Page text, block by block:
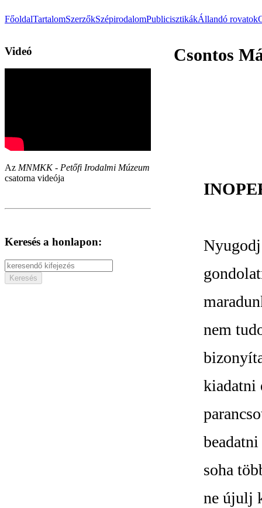
FőoldalTartalomSzerzőkSzépirodalomPublicisztikákÁllandó rovatok
Videó
Az MNMKK - Petőfi Irodalmi Múzeum
csatorna videója
Keresés a honlapon:
Csontos
nem
kiadatni
soha
ne újulj